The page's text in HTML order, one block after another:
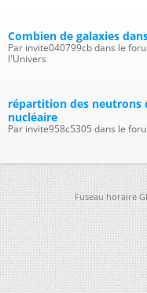
Combien de galaxies
Par invite040799cb dans le
l'Univers
répartition des neutrons
nucléaire
Par invite958c5305 dans le
Fuseau horaire